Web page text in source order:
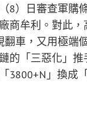
8）日審查軍購
商牟利。對此
車，又用極端
的「三惡化」
3800+N」換成